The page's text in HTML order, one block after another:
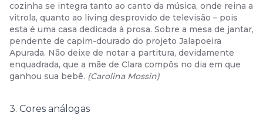
cozinha se integra tanto ao canto da música, onde reina a
vitrola, quanto ao living desprovido de televisão – pois
esta é uma casa dedicada à prosa. Sobre a mesa de jantar,
pendente de capim-dourado do projeto Jalapoeira
Apurada. Não deixe de notar a partitura, devidamente
enquadrada, que a mãe de Clara compôs no dia em que
ganhou sua bebê. (Carolina Mossin)
3. Cores análogas